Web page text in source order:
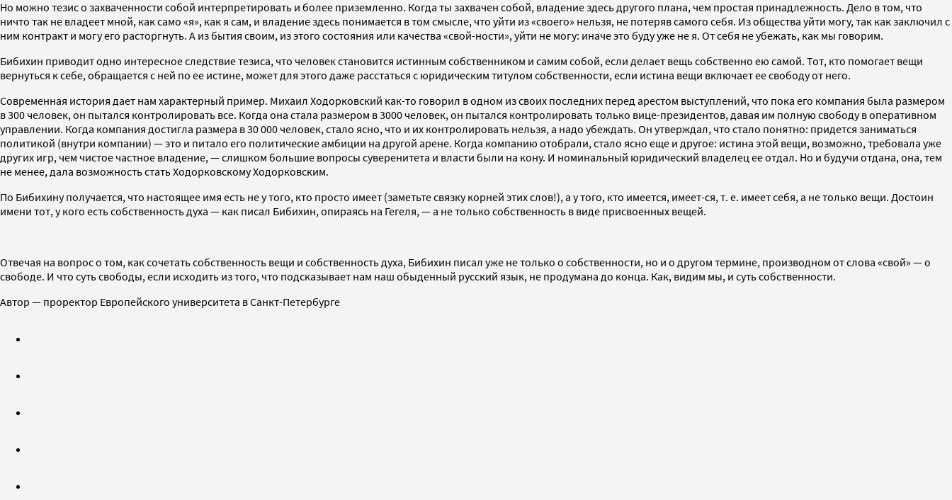
Но можно тезис о захваченности собой интерпретировать и более приземленно. Когда ты захвачен собой, владение здесь другого плана, чем простая принадлежность. Дело в том, что
ничто так не владеет мной, как само «я», как я сам, и владение здесь понимается в том смысле, что уйти из «своего» нельзя, не потеряв самого себя. Из общества уйти могу, так как заключил с
ним контракт и могу его расторгнуть. А из бытия своим, из этого состояния или качества «свой-ности», уйти не могу: иначе это буду уже не я. От себя не убежать, как мы говорим.
Бибихин приводит одно интересное следствие тезиса, что человек становится истинным собственником и самим собой, если делает вещь собственно ею самой. Тот, кто помогает вещи
вернуться к себе, обращается с ней по ее истине, может для этого даже расстаться с юридическим титулом собственности, если истина вещи включает ее свободу от него.
Современная история дает нам характерный пример. Михаил Ходорковский как-то говорил в одном из своих последних перед арестом выступлений, что пока его компания была размером
в 300 человек, он пытался контролировать все. Когда она стала размером в 3000 человек, он пытался контролировать только вице-президентов, давая им полную свободу в оперативном
управлении. Когда компания достигла размера в 30 000 человек, стало ясно, что и их контролировать нельзя, а надо убеждать. Он утверждал, что стало понятно: придется заниматься
политикой (внутри компании) — это и питало его политические амбиции на другой арене. Когда компанию отобрали, стало ясно еще и другое: истина этой вещи, возможно, требовала уже
других игр, чем чистое частное владение, — слишком большие вопросы суверенитета и власти были на кону. И номинальный юридический владелец ее отдал. Но и будучи отдана, она, тем
не менее, дала возможность стать Ходорковскому Ходорковским.
По Бибихину получается, что настоящее имя есть не у того, кто просто имеет (заметьте связку корней этих слов!), а у того, кто имеется, имеет-ся, т. е. имеет себя, а не только вещи. Достоин
имени тот, у кого есть собственность духа — как писал Бибихин, опираясь на Гегеля, — а не только собственность в виде присвоенных вещей.
Отвечая на вопрос о том, как сочетать собственность вещи и собственность духа, Бибихин писал уже не только о собственности, но и о другом термине, производном от слова «свой» — о
свободе. И что суть свободы, если исходить из того, что подсказывает нам наш обыденный русский язык, не продумана до конца. Как, видим мы, и суть собственности.
Автор — проректор Европейского университета в Санкт-Петербурге